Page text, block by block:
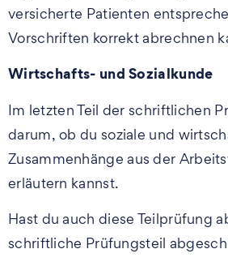
versicherte Patienten
Vorschriften korrekt abrechnen
Wirtschafts- und Sozialkunde
Im letzten Teil der schriftlichen
darum, ob du soziale und
Zusammenhänge aus der
erläutern kannst.
Hast du auch diese Teilprüfung
schriftliche Prüfungsteil